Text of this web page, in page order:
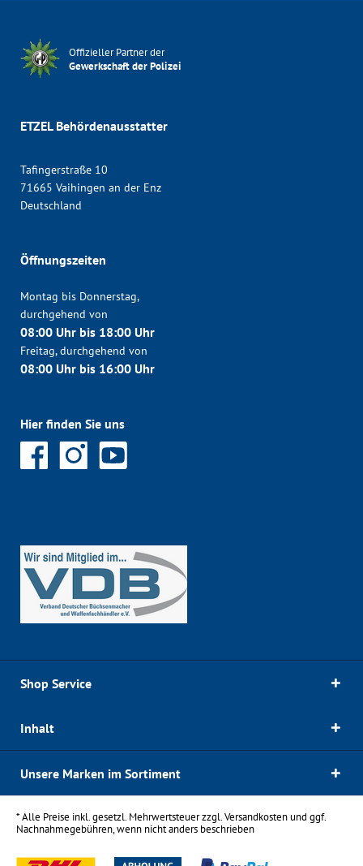
Offizieller Partner der
Gewerkschaft der Polizei
ETZEL Behördenausstatter
Tafingerstraße 10
71665 Vaihingen an der Enz
Deutschland
Öffnungszeiten
Montag bis Donnerstag,
durchgehend von
08:00 Uhr bis 18:00 Uhr
Freitag, durchgehend von
08:00 Uhr bis 16:00 Uhr
Hier finden Sie uns
Shop Service
Inhalt
Unsere Marken im Sortiment
* Alle Preise inkl. gesetzl. Mehrwertsteuer zzgl.Versandkostenund ggf.
Nachnahmegebühren, wenn nicht anders beschrieben